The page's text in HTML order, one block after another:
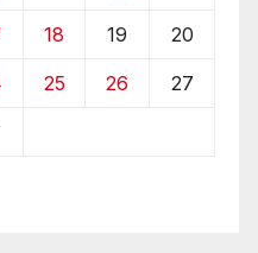
18 19 20
25 26 27